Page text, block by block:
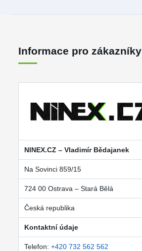
Informace pro zákazníky
NINEX.CZ – Vladimír Bědajanek
Na Sovinci 859/15
724 00 Ostrava – Stará Bělá
Česká republika
Kontaktní údaje
Telefon: +420 732 562 562